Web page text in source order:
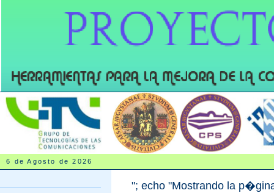
6 de Agosto de 2026
"; echo "Mostrando la